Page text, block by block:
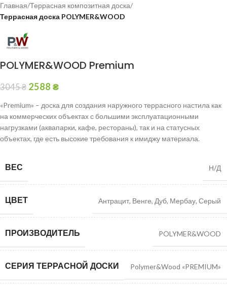
Главная Террасная композитная доска
Террасная доска POLYMER&WOOD
POLYMER&WOOD Premium
3045₴ 2588 ₴
«Premium» – доска для создания наружного террасного настила как
на коммерческих объектах с большими эксплуатационными
нагрузками (аквапарки, кафе, рестораны), так и на статусных
объектах, где есть высокие требования к имиджу материала.
ВЕС Н/Д
ЦВЕТ Антрацит, Венге, Дуб, Мербау, Серый
ПРОИЗВОДИТЕЛЬ POLYMER&WOOD
СЕРИЯ ТЕРРАСНОЙ ДОСКИ Polymer&Wood «PREMIUM»